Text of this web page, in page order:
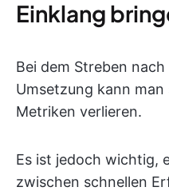
Einklang
Bei dem Streben
Umsetzung kann
Metriken verlieren.
Es ist jedoch wichtig,
zwischen schnellen